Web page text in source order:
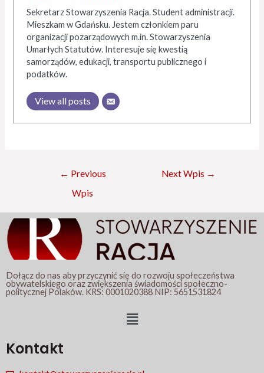
Sekretarz Stowarzyszenia Racja. Student administracji.
Mieszkam w Gdańsku. Jestem członkiem paru
organizacji pozarządowych m.in. Stowarzyszenia
Umarłych Statutów. Interesuje się kwestią
samorządów, edukacji, transportu publicznego i
podatków.
View all posts
← Previous
Wpis
Next Wpis →
Dołącz do nas aby przyczynić się do rozwoju społeczeństwa
obywatelskiego oraz zwiększenia świadomości społeczno-
politycznej Polaków. KRS: 0001020388 NIP: 5651531824
Menu
Kontakt